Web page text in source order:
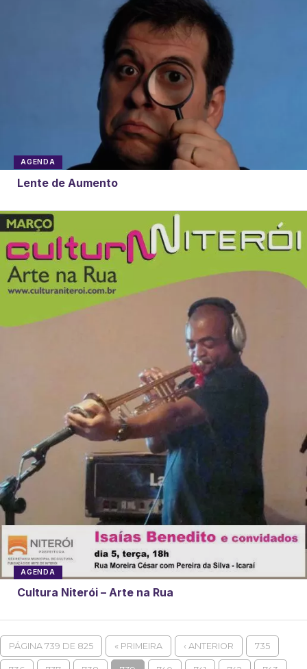
AGENDA
Lente de Aumento
AGENDA
Cultura Niterói – Arte na Rua
PÁGINA 739 DE 825 « PRIMEIRA ‹ ANTERIOR 735